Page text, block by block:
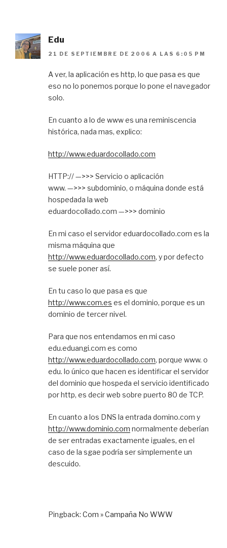
Edu
21 DE SEPTIEMBRE DE 2006 A LAS 6:05 PM
A ver, la aplicación es http, lo que pasa es que
eso no lo ponemos porque lo pone el navegador
solo.
En cuanto a lo de www es una reminiscencia
histórica, nada mas, explico:
http://www.eduardocollado.com
HTTP:// —>>> Servicio o aplicación
www. —>>> subdominio, o máquina donde está
hospedada la web
eduardocollado.com —>>> dominio
En mi caso el servidor eduardocollado.com es la
misma máquina que
http://www.eduardocollado.com, y por defecto
se suele poner así.
En tu caso lo que pasa es que
http://www.com.es es el dominio, porque es un
dominio de tercer nivel.
Para que nos entendamos en mi caso
edu.eduangi.com es como
http://www.eduardocollado.com, porque www. o
edu. lo único que hacen es identificar el servidor
del dominio que hospeda el servicio identificado
por http, es decir web sobre puerto 80 de TCP.
En cuanto a los DNS la entrada domino.com y
http://www.dominio.com normalmente deberían
de ser entradas exactamente iguales, en el
caso de la sgae podría ser simplemente un
descuido.
Pingback: Com » Campaña No WWW